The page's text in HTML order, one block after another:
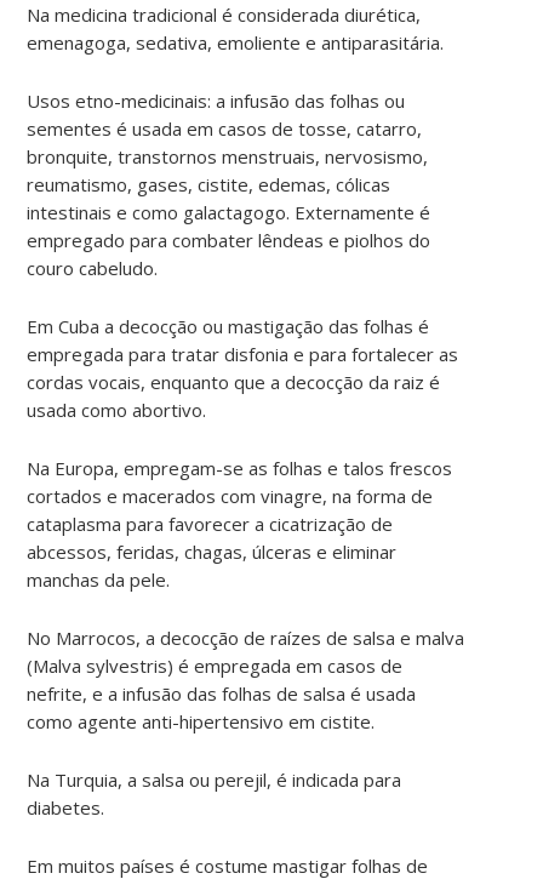
Na medicina tradicional é considerada diurética,
emenagoga, sedativa, emoliente e antiparasitária.
Usos etno-medicinais: a infusão das folhas ou
sementes é usada em casos de tosse, catarro,
bronquite, transtornos menstruais, nervosismo,
reumatismo, gases, cistite, edemas, cólicas
intestinais e como galactagogo. Externamente é
empregado para combater lêndeas e piolhos do
couro cabeludo.
Em Cuba a decocção ou mastigação das folhas é
empregada para tratar disfonia e para fortalecer as
cordas vocais, enquanto que a decocção da raiz é
usada como abortivo.
Na Europa, empregam-se as folhas e talos frescos
cortados e macerados com vinagre, na forma de
cataplasma para favorecer a cicatrização de
abcessos, feridas, chagas, úlceras e eliminar
manchas da pele.
No Marrocos, a decocção de raízes de salsa e malva
(Malva sylvestris) é empregada em casos de
nefrite, e a infusão das folhas de salsa é usada
como agente anti-hipertensivo em cistite.
Na Turquia, a salsa ou perejil, é indicada para
diabetes.
Em muitos países é costume mastigar folhas de